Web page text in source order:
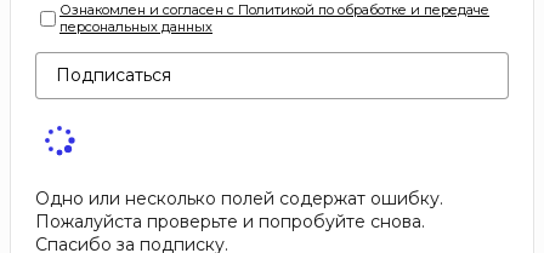
Ознакомлен и согласен с Политикой по обработке и передаче
персональных данных
Подписаться
Одно или несколько полей содержат ошибку.
Пожалуйста проверьте и попробуйте снова.
Спасибо за подписку.